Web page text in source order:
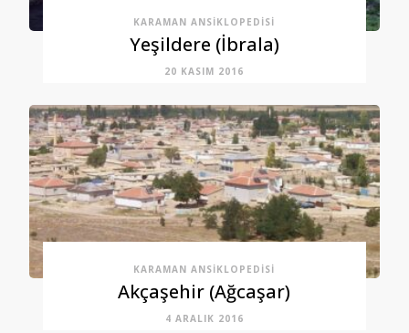
KARAMAN ANSIKLOPEDISI
Yeşildere (İbrala)
20 KASIM 2016
KARAMAN ANSIKLOPEDISI
Akçaşehir (Ağcaşar)
4 ARALIK 2016